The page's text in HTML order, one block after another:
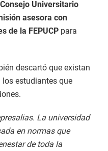
Consejo Universitario
asesora con
de la FEPUCP para
descartó que existan
estudiantes que
La universidad
en normas que
de toda la